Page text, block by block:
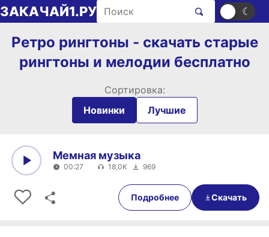
Перейти к содержимому
ЗАКАЧАЙ1.РУ Поиск рингтонов ☀ ☾
Ретро рингтоны - скачать старые
рингтоны и мелодии бесплатно
Сортировка:
Новинки
Лучшие
00:27
Мемная музыка
00:27 18,0K 969
Подробнее Скачать